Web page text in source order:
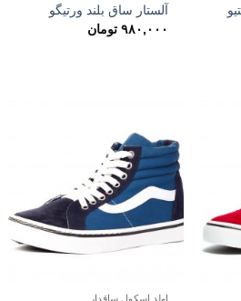
آلستار ساق بلند ورتیگو
۹۸۰,۰۰۰ تومان
اولد اسکول ساقدار